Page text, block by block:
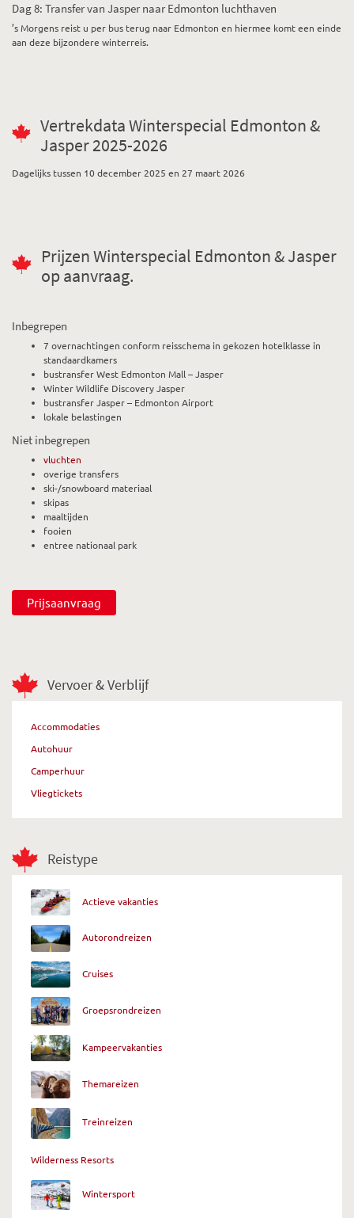
Vervoer & Verblijf
Accommodaties
Autohuur
Camperhuur
Vliegtickets
Reistype
Actieve vakanties
Autorondreizen
Cruises
Groepsrondreizen
Kampeervakanties
Themareizen
Treinreizen
Wilderness Resorts
Wintersport
Dag 8: Transfer van Jasper naar Edmonton luchthaven
’s Morgens reist u per bus terug naar Edmonton en hiermee komt een einde
aan deze bijzondere winterreis.
Vertrekdata Winterspecial Edmonton &
Jasper 2025-2026
Dagelijks tussen 10 december 2025 en 27 maart 2026
Prijzen Winterspecial Edmonton & Jasper
op aanvraag.
Inbegrepen
7 overnachtingen conform reisschema in gekozen hotelklasse in
standaardkamers
bustransfer West Edmonton Mall – Jasper
Winter Wildlife Discovery Jasper
bustransfer Jasper – Edmonton Airport
lokale belastingen
Niet inbegrepen
vluchten
overige transfers
ski-/snowboard materiaal
skipas
maaltijden
fooien
entree nationaal park
Prijsaanvraag